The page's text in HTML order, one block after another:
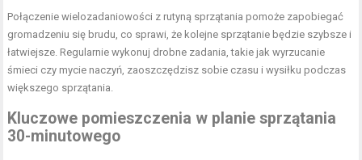
Połączenie wielozadaniowości z rutyną sprzątania pomoże zapobiegać
gromadzeniu się brudu, co sprawi, że kolejne sprzątanie będzie szybsze i
łatwiejsze. Regularnie wykonuj drobne zadania, takie jak wyrzucanie
śmieci czy mycie naczyń, zaoszczędzisz sobie czasu i wysiłku podczas
większego sprzątania.
Kluczowe pomieszczenia w planie sprzątania
30-minutowego